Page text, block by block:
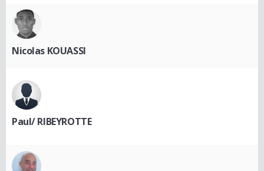
Nicolas KOUASSI
Paul/ RIBEYROTTE